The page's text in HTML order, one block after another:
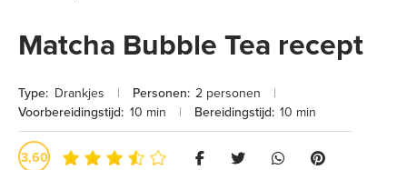
Matcha Bubble Tea recept
Type: Drankjes | Personen: 2 personen
|
Voorbereidingstijd: 10 min | Bereidingstijd: 10 min
3,60